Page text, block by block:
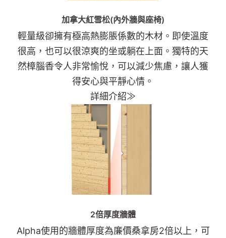
加拿大紅雪松(內外牆與座椅)
輕量級卻擁有極高熱膨脹係數的木材。即使溫度
很高，也可以很涼爽的坐或躺在上面。獨特的天
然樟腦香令人非常愉悅，可以減少焦慮，讓人獲
得安心與平靜心情。
詳細介紹≫
2倍厚度牆體
Alpha使用的牆體厚度為廉價桑拿房2倍以上，可